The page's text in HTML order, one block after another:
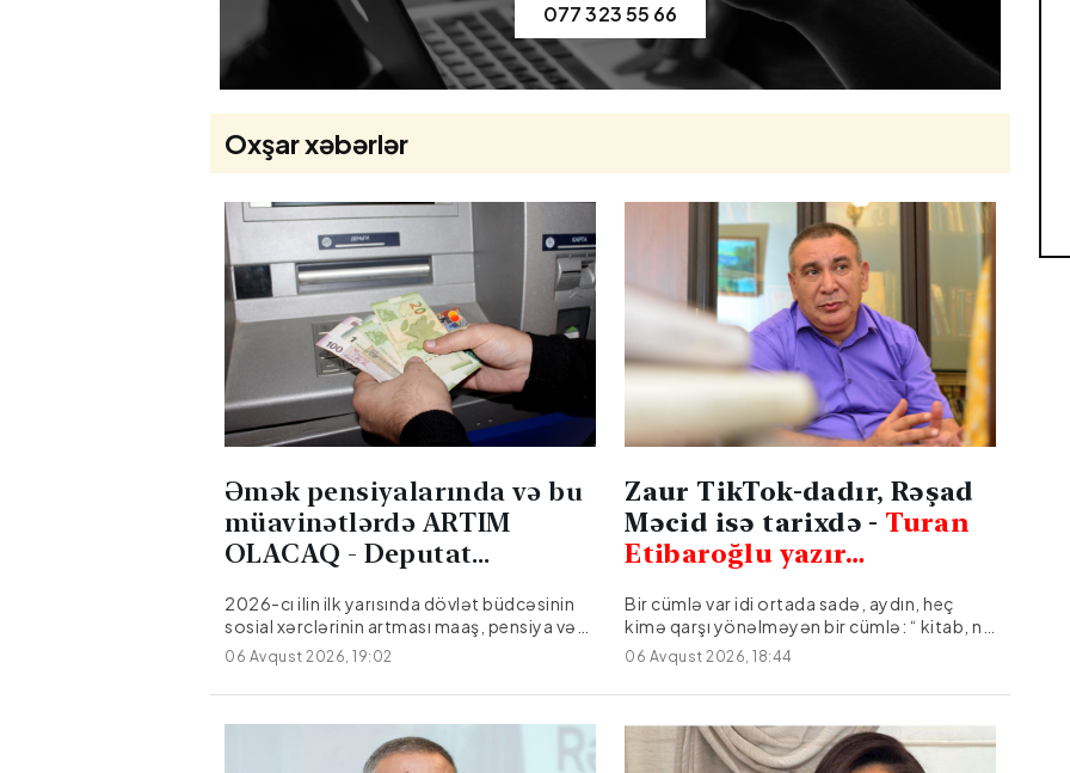
077 323 55 66
Oxşar xəbərlər
Əmək pensiyalarında və bu
müavinətlərdə ARTIM
OLACAQ - Deputat
2026-cı ilin ilk yarısında dövlət büdcəsinin
sosial xərclərinin artması maaş, pensiya və
sosial müavinətlərlə bağlı gözləntiləri
yenidən aktuallaşdırıb. Sosial sahəyə ayrılan
vəsaitin artırılması əhalinin rifahının
davamı kimi qiymətləndirilsə də, ilin ikinci
yarısında əlavə artımların olub-olmayacağı
06 Avqust 2026, 19:02
Zaur TikTok-dadır, Rəşad
Məcid isə tarixdə - Turan
Etibaroğlu yazır…
Bir cümlə var idi ortada sadə, aydın, heç
kimə qarşı yönəlməyən bir cümlə: “ kitab, nə
qədər inkişaf etsək də, heç vaxt
əvəzedilməz olmayacaq” Rəşad Məcid bunu
deyəndə, əslində, texnologiyaya bir güllə
izini saxlayan həmin köhnə formanın yerini
hələ heç nəyin doldura bilmədiyini
06 Avqust 2026, 18:44